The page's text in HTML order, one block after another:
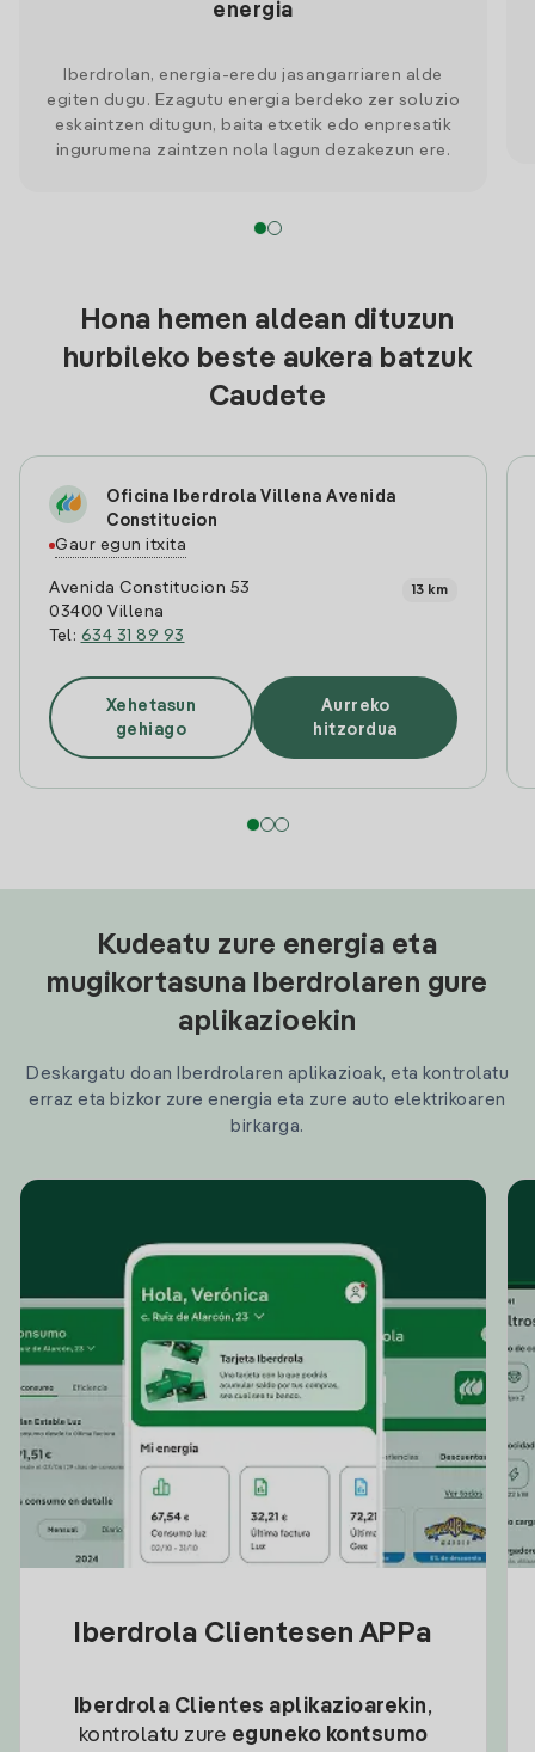
energia
Iberdrolan, energia-eredu jasangarriaren alde
egiten dugu. Ezagutu energia berdeko zer soluzio
eskaintzen ditugun, baita etxetik edo enpresatik
ingurumena zaintzen nola lagun dezakezun ere.
Hona hemen aldean dituzun
hurbileko beste aukera batzuk
Caudete
Oficina Iberdrola Villena Avenida
Constitucion
Gaur egun itxita
Avenida Constitucion 53
03400 Villena
Tel: 634 31 89 93
13 km
Xehetasun
gehiago
Aurreko
hitzordua
Kudeatu zure energia eta
mugikortasuna Iberdrolaren gure
aplikazioekin
Deskargatu doan Iberdrolaren aplikazioak, eta kontrolatu
erraz eta bizkor zure energia eta zure auto elektrikoaren
birkarga.
Iberdrola Clientesen APPa
Iberdrola Clientes aplikazioarekin,
kontrolatu zure eguneko kontsumo